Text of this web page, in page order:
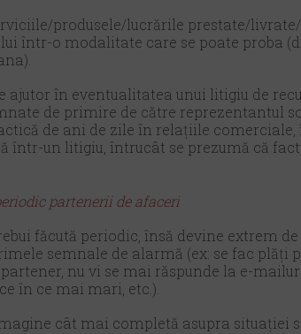
produsele/lucrările prestate/livrate/
într-o modalitate care se poate proba
ajutor în eventualitatea unui litigiu de
de primire de către reprezentantul
de ani de zile în relațiile comerciale,
într-un litigiu, întrucât se prezumă că
partenerii de afaceri
făcută periodic, însă devine extrem
semnale de alarmă (ex: se fac plăți
nu vi se mai răspunde la e-
în ce mai mari, etc.).
cât mai completă asupra situației